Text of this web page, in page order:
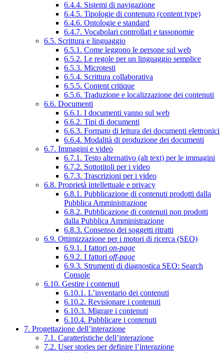
6.4.4. Sistemi di navigazione
6.4.5. Tipologie di contenuto (content type)
6.4.6. Ontologie e standard
6.4.7. Vocabolari controllati e tassonomie
6.5. Scrittura e linguaggio
6.5.1. Come leggono le persone sul web
6.5.2. Le regole per un linguaggio semplice
6.5.3. Microtesti
6.5.4. Scrittura collaborativa
6.5.5. Content critique
6.5.6. Traduzione e localizzazione dei contenuti
6.6. Documenti
6.6.1. I documenti vanno sul web
6.6.2. Tipi di documenti
6.6.3. Formato di lettura dei documenti elettronici
6.6.4. Modalità di produzione dei documenti
6.7. Immagini e video
6.7.1. Testo alternativo (alt text) per le immagini
6.7.2. Sottotitoli per i video
6.7.3. Trascrizioni per i video
6.8. Proprietà intellettuale e privacy
6.8.1. Pubblicazione di contenuti prodotti dalla
Pubblica Amministrazione
6.8.2. Pubblicazione di contenuti non prodotti
dalla Pubblica Amministrazione
6.8.3. Consenso dei soggetti ritratti
6.9. Ottimizzazione per i motori di ricerca (SEO)
6.9.1. I fattori on-page
6.9.2. I fattori off-page
6.9.3. Strumenti di diagnostica SEO: Search
Console
6.10. Gestire i contenuti
6.10.1. L’inventario dei contenuti
6.10.2. Revisionare i contenuti
6.10.3. Migrare i contenuti
6.10.4. Pubblicare i contenuti
7. Progettazione dell’interazione
7.1. Caratteristiche dell’interazione
7.2. User stories per definire l’interazione